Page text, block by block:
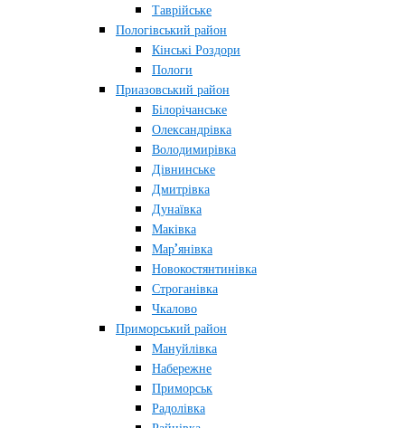
Таврійське
Пологівський район
Кінські Роздори
Пологи
Приазовський район
Білорічанське
Олександрівка
Володимирівка
Дівнинське
Дмитрівка
Дунаївка
Маківка
Мар’янівка
Новокостянтинівка
Строганівка
Чкалово
Приморський район
Мануйлівка
Набережне
Приморськ
Радолівка